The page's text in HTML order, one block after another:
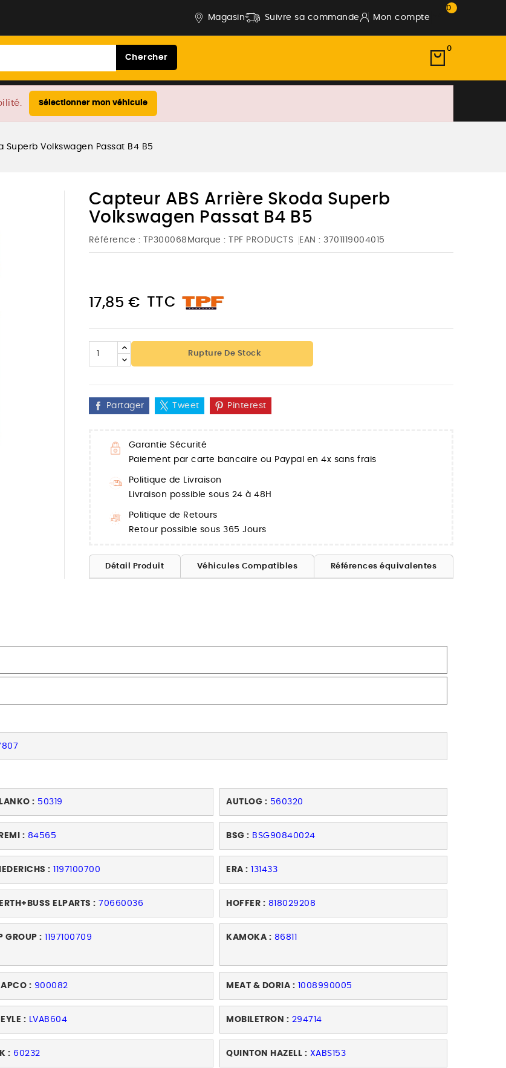
Magasin Suivre sa commande Mon compte
0
Chercher
0
Sélectionner mon véhicule
Superb Volkswagen Passat B4 B5
Capteur ABS Arrière Skoda Superb
Volkswagen Passat B4 B5
Référence : TP300068 Marque : TPF PRODUCTS EAN : 3701119004015
17,85 € TTC
Rupture De Stock
Partager Tweet Pinterest
Garantie Sécurité
Paiement par carte bancaire ou Paypal en 4x sans frais
Politique de Livraison
Livraison possible sous 24 à 48H
Politique de Retours
Retour possible sous 365 Jours
Détail Produit Véhicules Compatibles Références équivalentes
: 50319 AUTLOG : 560320
: 84565 BSG : BSG90840024
: 1197100700 ERA : 131433
ELPARTS : 70660036 HOFFER : 818029208
GROUP : 1197100709 KAMOKA : 86811
: 900082 MEAT & DORIA : 1008990005
: LVAB604 MOBILETRON : 294714
: 60232 QUINTON HAZELL : XABS153